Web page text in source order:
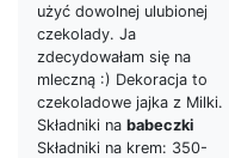
użyć dowolnej ulubionej
czekolady. Ja
zdecydowałam się na
mleczną :) Dekoracja to
czekoladowe jajka z Milki.
Składniki na babeczki
Składniki na krem: 350-